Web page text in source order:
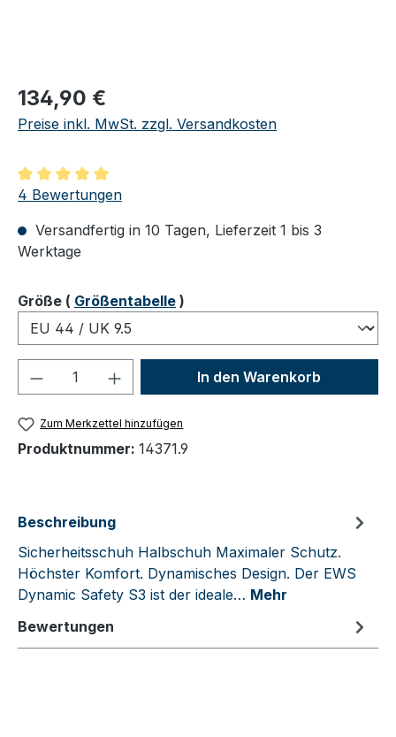
Regulärer Preis:
134,90 €
Preise inkl. MwSt. zzgl. Versandkosten
Durchschnittliche Bewertung von 5 von 5 Sternen
4 Bewertungen
Versandfertig in 10 Tagen, Lieferzeit 1 bis 3
Werktage
Größeauswählen
( Größentabelle )
Produkt Anzahl: Gib denIn den Warenkorb
Zum Merkzettel hinzufügen
Produktnummer: 14371.9
Beschreibung
Sicherheitsschuh Halbschuh Maximaler Schutz.
Höchster Komfort. Dynamisches Design. Der EWS
Dynamic Safety S3 ist der ideale… Mehr
Bewertungen